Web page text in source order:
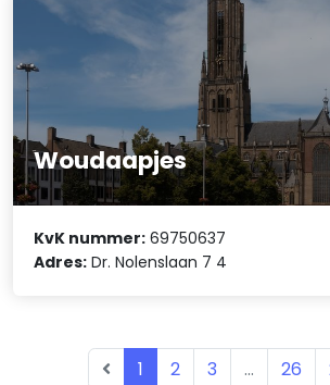
Woudaapjes
KvK nummer: 69750637
Adres: Dr. Nolenslaan 7 4
1 2 3 ... 26